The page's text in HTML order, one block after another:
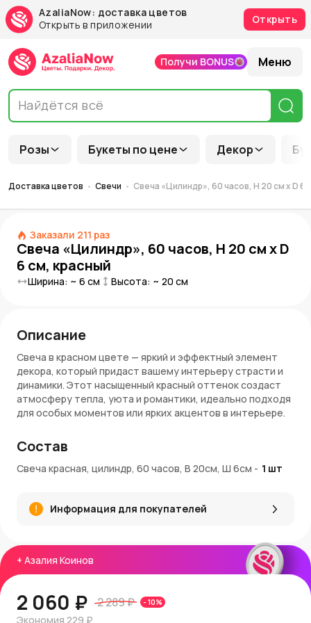
AzaliaNow: доставка цветов
Открыть в приложении
Открыть
Розы Букеты по цене Декор
Получи BONUS Меню
Доставка цветов Свечи Свеча «Цилиндр», 60 часов, H 20 см x D 6
Заказали 211 раз
Свеча «Цилиндр», 60 часов, H 20 см x D
6 см, красный
Ширина: ~ 6 см Высота: ~ 20 см
+ Азалия Коинов
2 060 ₽ 2 289 ₽ - 10%
Экономия 229 ₽
Описание
Свеча в красном цвете — яркий и эффектный элемент
декора, который придаст вашему интерьеру страсти и
динамики. Этот насыщенный красный оттенок создаст
атмосферу тепла, уюта и романтики, идеально подходя
для особых моментов или ярких акцентов в интерьере.
выразительности в пространство
продолжительное мягкое освещение
Универсальная цилиндрическая форма, подходящая
Информация о покупке и доставке:
AzaliaNow. Мы обеспечиваем быструю доставку по
Москве и Московской области.
Состав
Свеча красная, цилиндр, 60 часов, В 20см, Ш 6см - 1 шт
Информация для покупателей